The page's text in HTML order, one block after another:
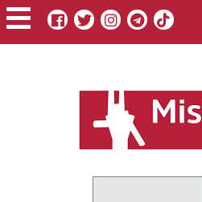
Vés
al
contingut